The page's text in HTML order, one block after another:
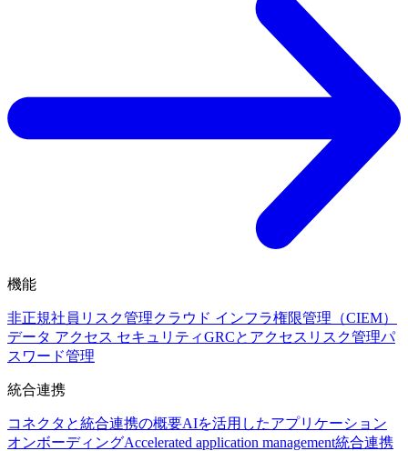
機能
非正規社員リスク管理クラウド インフラ権限管理（CIEM）
データ アクセス セキュリティGRCとアクセスリスク管理パ
スワード管理
統合連携
コネクタと統合連携の概要AIを活用したアプリケーション
オンボーディングAccelerated application management統合連携